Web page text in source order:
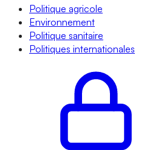
Politique agricole
Environnement
Politique sanitaire
Politiques internationales